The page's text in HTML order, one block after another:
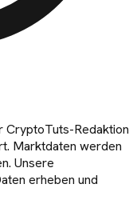
CryptoTuts-Redaktion
Marktdaten werden
Unsere
erheben und